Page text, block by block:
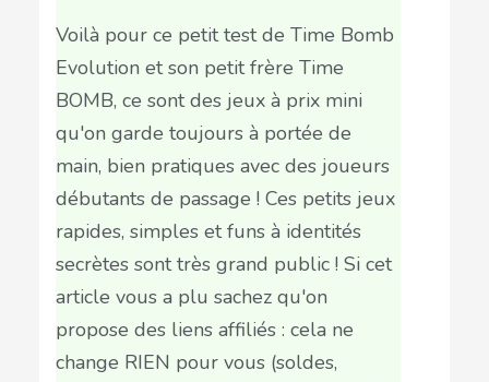
Voilà pour ce petit test de Time Bomb
Evolution et son petit frère Time
BOMB, ce sont des jeux à prix mini
qu'on garde toujours à portée de
main, bien pratiques avec des joueurs
débutants de passage ! Ces petits jeux
rapides, simples et funs à identités
secrètes sont très grand public ! Si cet
article vous a plu sachez qu'on
propose des liens affiliés : cela ne
change RIEN pour vous (soldes,